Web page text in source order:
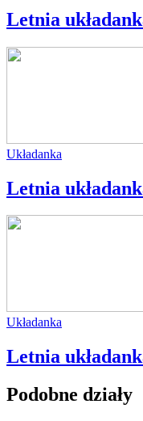
Letnia
Układanka
Letnia
Układanka
Letnia
Podobne działy